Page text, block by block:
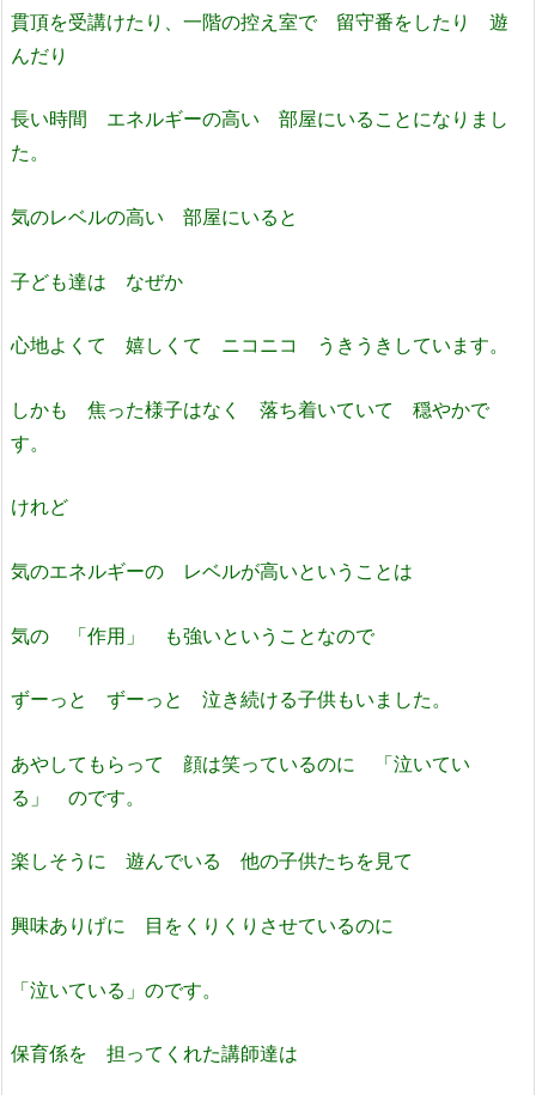
貫頂を受講けたり、一階の控え室で 留守番をしたり 遊
んだり
長い時間 エネルギーの高い 部屋にいることになりまし
た。
気のレベルの高い 部屋にいると
子ども達は なぜか
心地よくて 嬉しくて ニコニコ うきうきしています。
しかも 焦った様子はなく 落ち着いていて 穏やかで
す。
けれど
気のエネルギーの レベルが高いということは
気の 「作用」 も強いということなので
ずーっと ずーっと 泣き続ける子供もいました。
あやしてもらって 顔は笑っているのに 「泣いてい
る」 のです。
楽しそうに 遊んでいる 他の子供たちを見て
興味ありげに 目をくりくりさせているのに
「泣いている」のです。
保育係を 担ってくれた講師達は